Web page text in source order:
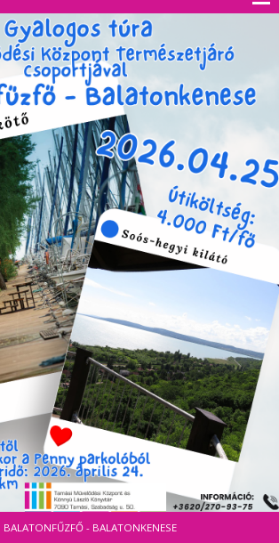
BALATONFŰZFŐ - BALATONKENESE